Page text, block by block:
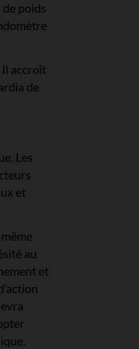
de poids
Il accroît
de
Les
et
au
et